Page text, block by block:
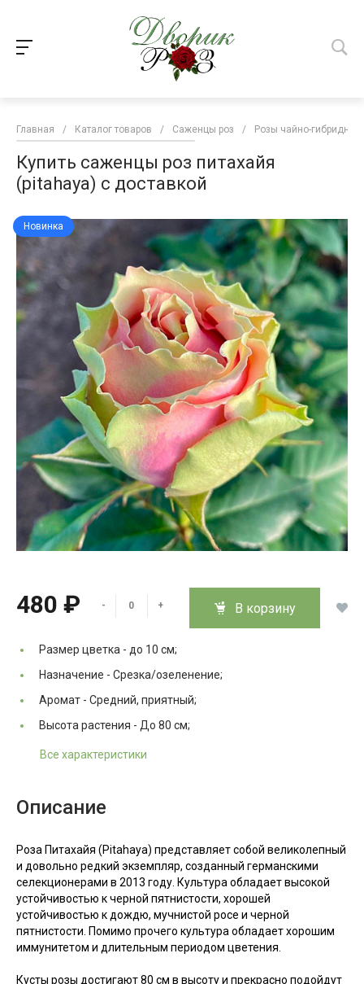
Главная / Каталог товаров / Саженцы роз / Розы чайно-гибридные
Купить саженцы роз питахайя
(pitahaya) с доставкой
Новинка
480 ₽ - + В корзину
Размер цветка - до 10 см;
Назначение - Срезка/озеленение;
Аромат - Средний, приятный;
Высота растения - До 80 см;
Все характеристики
Описание
Роза Питахайя (Pitahaya) представляет собой великолепный
и довольно редкий экземпляр, созданный германскими
селекционерами в 2013 году. Культура обладает высокой
устойчивостью к черной пятнистости, хорошей
устойчивостью к дождю, мучнистой росе и черной
пятнистости. Помимо прочего культура обладает хорошим
иммунитетом и длительным периодом цветения.
Кусты розы достигают 80 см в высоту и прекрасно подойдут